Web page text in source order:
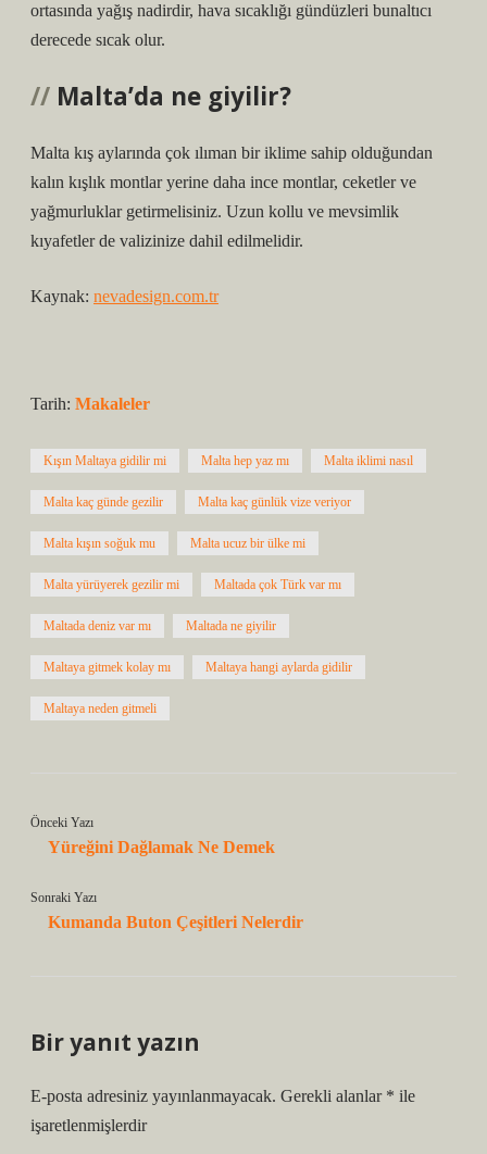
ortasında yağış nadirdir, hava sıcaklığı gündüzleri bunaltıcı
derecede sıcak olur.
Malta’da ne giyilir?
Malta kış aylarında çok ılıman bir iklime sahip olduğundan
kalın kışlık montlar yerine daha ince montlar, ceketler ve
yağmurluklar getirmelisiniz. Uzun kollu ve mevsimlik
kıyafetler de valizinize dahil edilmelidir.
Kaynak: nevadesign.com.tr
Tarih: Makaleler
Kışın Maltaya gidilir mi Malta hep yaz mı Malta iklimi nasıl
Malta kaç günde gezilir Malta kaç günlük vize veriyor
Malta kışın soğuk mu Malta ucuz bir ülke mi
Malta yürüyerek gezilir mi Maltada çok Türk var mı
Maltada deniz var mı Maltada ne giyilir
Maltaya gitmek kolay mı Maltaya hangi aylarda gidilir
Maltaya neden gitmeli
Önceki Yazı
Yüreğini Dağlamak Ne Demek
Sonraki Yazı
Kumanda Buton Çeşitleri Nelerdir
Bir yanıt yazın
E-posta adresiniz yayınlanmayacak. Gerekli alanlar * ile
işaretlenmişlerdir